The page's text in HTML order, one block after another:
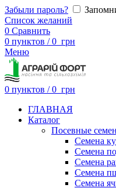
Забыли пароль?
Список желаний
0 Сравнить
0 пунктов / 0 грн
Меню
0 пунктов / 0 грн
ГЛАВНАЯ
Каталог
Посевные
Семена
Семена
Семена
Семена
Семена